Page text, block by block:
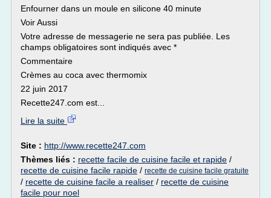
Enfourner dans un moule en silicone 40 minute
Voir Aussi
Votre adresse de messagerie ne sera pas publiée. Les
champs obligatoires sont indiqués avec *
Commentaire
Crèmes au coca avec thermomix
22 juin 2017
Recette247.com est...
Lire la suite
Site : http://www.recette247.com
Thèmes liés : recette facile de cuisine facile et rapide /
recette de cuisine facile rapide / recette de cuisine facile gratuite
/ recette de cuisine facile a realiser / recette de cuisine
facile pour noel